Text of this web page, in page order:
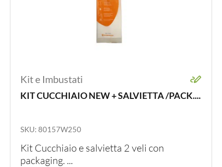
Kit e Imbustati
KIT CUCCHIAIO NEW + SALVIETTA /PACK....
SKU: 80157W250
Kit Cucchiaio e salvietta 2 veli con
packaging. ...